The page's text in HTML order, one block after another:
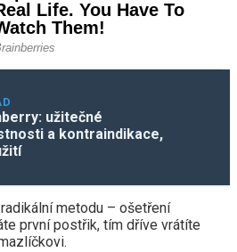
užitečné
a kontraindikace,
metodu – ošetření
první postřik, tím dříve vrátíte